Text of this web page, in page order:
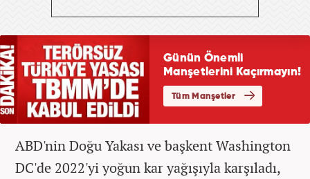
ABD'nin Doğu Yakası ve başkent Washington
DC'de 2022'yi yoğun kar yağışıyla karşıladı,